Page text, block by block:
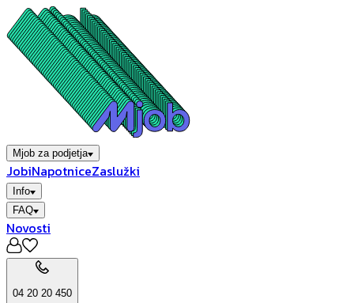
Mjob za podjetja
JobiNapotniceZaslužki
Info
FAQ
Novosti
04 20 20 450